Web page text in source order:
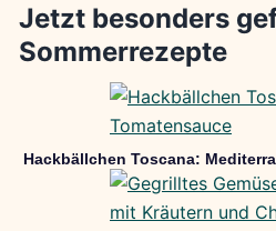
Jetzt besonders
Sommerrezepte
Hackbällchen Toscana: